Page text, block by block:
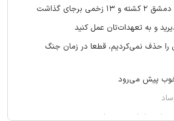
گذاشت
و به تعهدات‌تان عمل کنید
را حذف نمی‌کردیم، قطعا در زمان جنگ
خوب پیش می‌رود
خارجه ایران و موریتانی